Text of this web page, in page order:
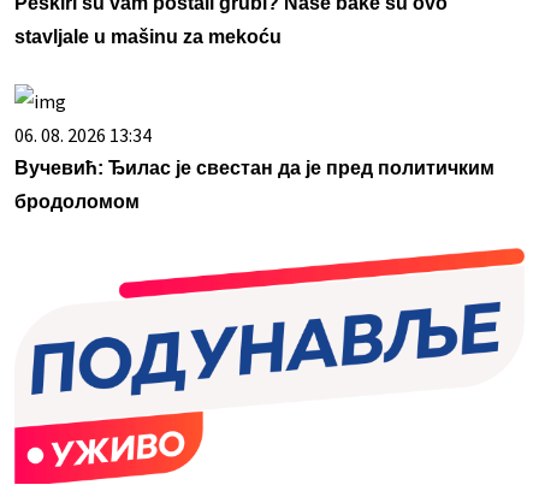
stavljale u mašinu za mekoću
06. 08. 2026 13:34
Вучевић: Ђилас је свестан да је пред политичким
бродоломом